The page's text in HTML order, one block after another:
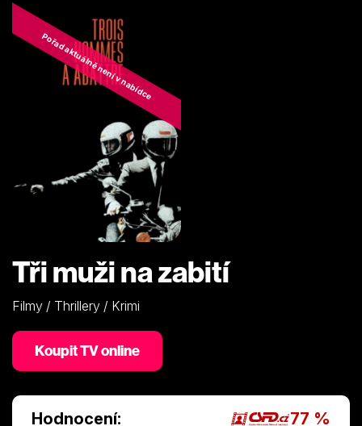
Pořad aktuálně není v nabídce
Tři muži na zabití
Filmy / Thrillery / Krimi
Koupit TV online
Hodnocení: 77 %